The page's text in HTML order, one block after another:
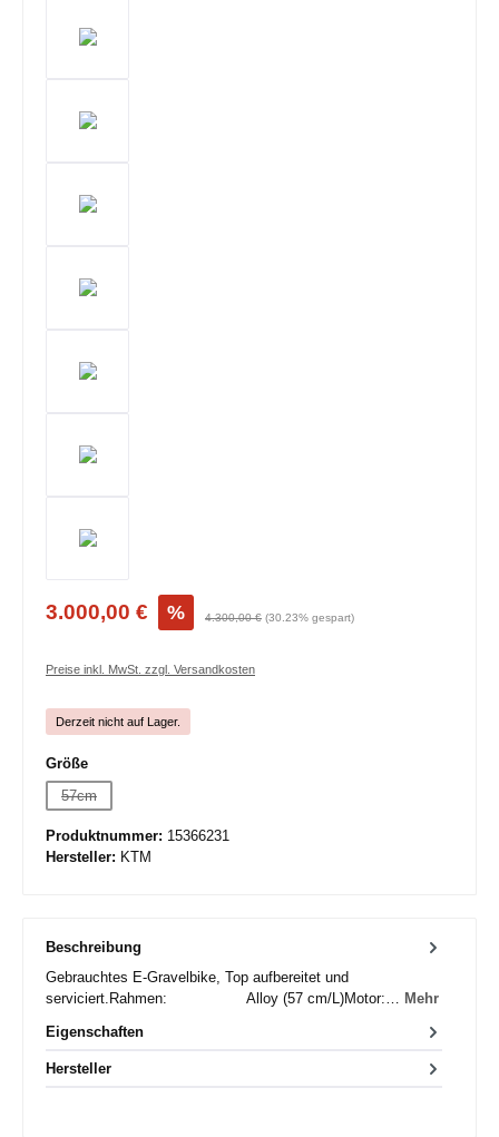
3.000,00 € % 4.300,00 € (30.23% gespart)
Preise inkl. MwSt. zzgl. Versandkosten
Derzeit nicht auf Lager.
Größeauswählen
57cm
Produktnummer: 15366231
Hersteller: KTM
Beschreibung
Gebrauchtes E-Gravelbike, Top aufbereitet und
serviciert.Rahmen: Alloy (57 cm/L)Motor:… Mehr
Eigenschaften
Hersteller